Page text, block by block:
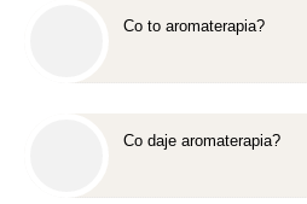
Co to aromaterapia?
Co daje aromaterapia?